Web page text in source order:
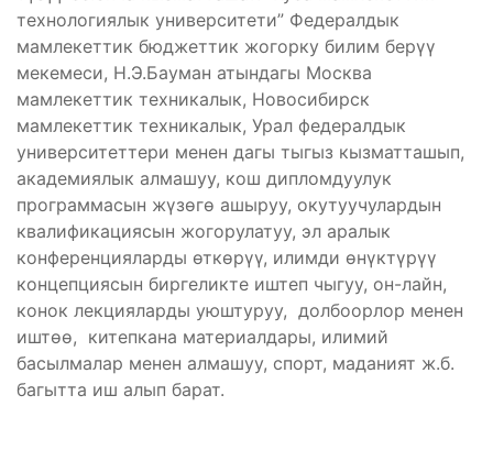
технологиялык университети” Федералдык
мамлекеттик бюджеттик жогорку билим берүү
мекемеси, Н.Э.Бауман атындагы Москва
мамлекеттик техникалык, Новосибирск
мамлекеттик техникалык, Урал федералдык
университеттери менен дагы тыгыз кызматташып,
академиялык алмашуу, кош дипломдуулук
программасын жүзөгө ашыруу, окутуучулардын
квалификациясын жогорулатуу, эл аралык
конференцияларды өткөрүү, илимди өнүктүрүү
концепциясын биргеликте иштеп чыгуу, он-лайн,
конок лекцияларды уюштуруу, долбоорлор менен
иштөө, китепкана материалдары, илимий
басылмалар менен алмашуу, спорт, маданият ж.б.
багытта иш алып барат.